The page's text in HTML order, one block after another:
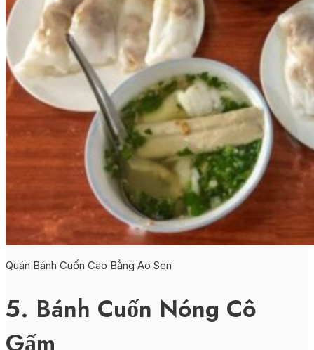
Quán Bánh Cuốn Cao Bằng Ao Sen
5. Bánh Cuốn Nóng Cô